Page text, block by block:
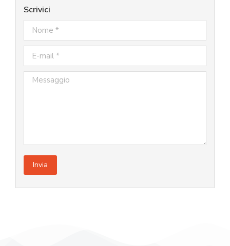
Scrivici
Nome *
E-mail *
Messaggio
Invia